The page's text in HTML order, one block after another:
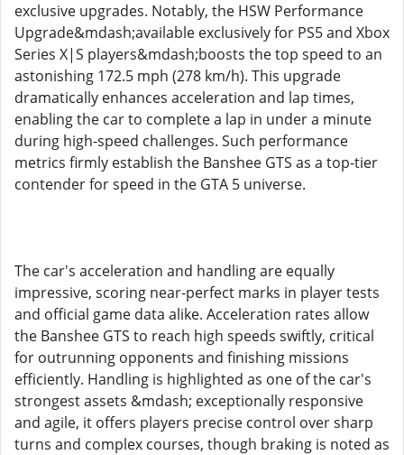
exclusive upgrades. Notably, the HSW Performance
Upgrade&mdash;available exclusively for PS5 and Xbox
Series X|S players&mdash;boosts the top speed to an
astonishing 172.5 mph (278 km/h). This upgrade
dramatically enhances acceleration and lap times,
enabling the car to complete a lap in under a minute
during high-speed challenges. Such performance
metrics firmly establish the Banshee GTS as a top-tier
contender for speed in the GTA 5 universe.
The car's acceleration and handling are equally
impressive, scoring near-perfect marks in player tests
and official game data alike. Acceleration rates allow
the Banshee GTS to reach high speeds swiftly, critical
for outrunning opponents and finishing missions
efficiently. Handling is highlighted as one of the car's
strongest assets &mdash; exceptionally responsive
and agile, it offers players precise control over sharp
turns and complex courses, though braking is noted as